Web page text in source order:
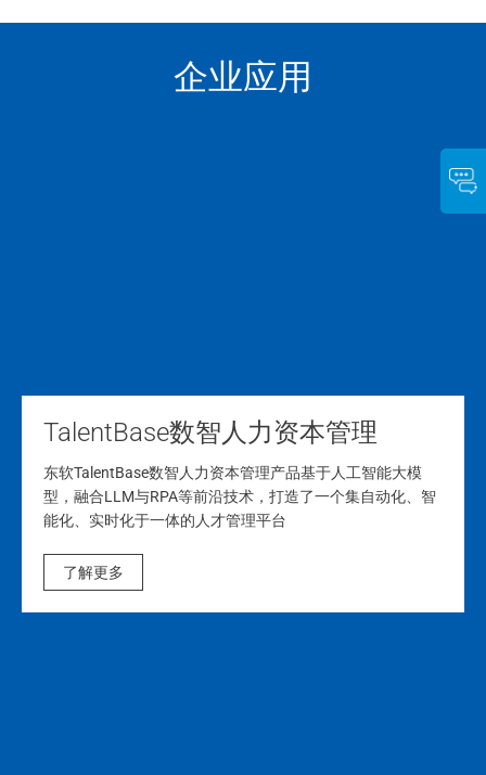
企业应用
TalentBase数智人力资本管理
东软TalentBase数智人力资本管理产品基于人工智能大模
型，融合LLM与RPA等前沿技术，打造了一个集自动化、智
能化、实时化于一体的人才管理平台
了解更多